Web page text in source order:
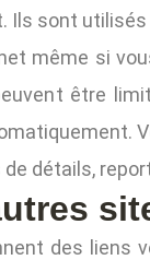
Ils sont
même si
être
détails,
des liens